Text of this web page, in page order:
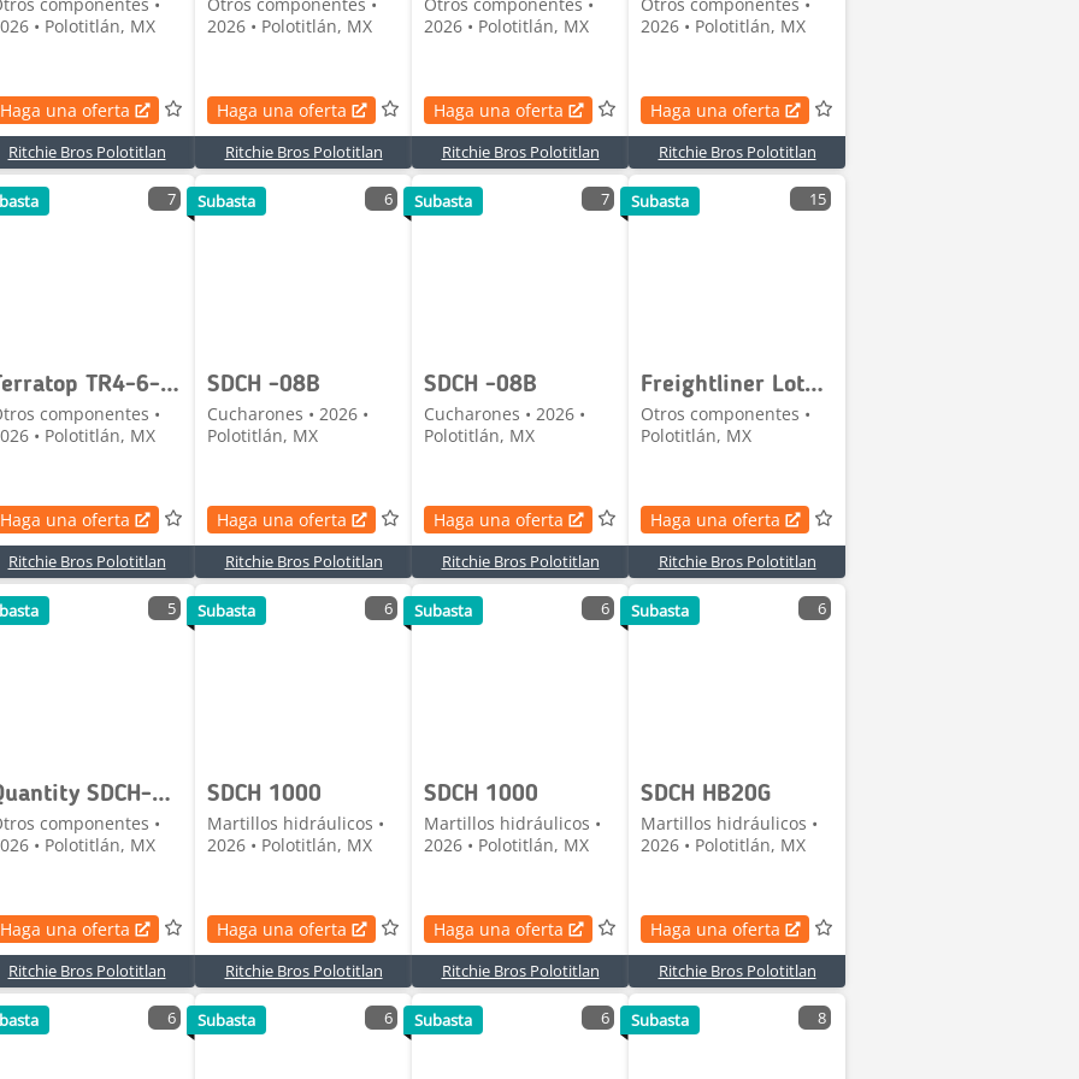
• Polotitlán, MX
Haga una oferta
Ritchie Bros Polotitlan
2026 • Polotitlán, MX
Haga una oferta
Ritchie Bros Polotitlan
2026 • Polotitlán, MX
Haga una oferta
Ritchie Bros Polotitlan
2026 • Polotitlán, MX
Haga una oferta
Ritchie Bros Polotitlan
7
Terratop TR4-6-B Lote de Estantes para Almacen (Si
componentes •
• Polotitlán, MX
Haga una oferta
Ritchie Bros Polotitlan
6
SDCH -08B
Cucharones • 2026 •
Polotitlán, MX
Haga una oferta
Ritchie Bros Polotitlan
Subasta 7
SDCH -08B
Cucharones • 2026 •
Polotitlán, MX
Haga una oferta
Ritchie Bros Polotitlan
Subasta 15
Freightliner Lote de Refacciones para Camiones Freightliner / S
Otros componentes •
Polotitlán, MX
Haga una oferta
Ritchie Bros Polotitlan
Subasta
5
Quantity SDCH-08BT
componentes •
• Polotitlán, MX
Haga una oferta
Ritchie Bros Polotitlan
6
SDCH 1000
Martillos hidráulicos •
2026 • Polotitlán, MX
Haga una oferta
Ritchie Bros Polotitlan
Subasta 6
SDCH 1000
Martillos hidráulicos •
2026 • Polotitlán, MX
Haga una oferta
Ritchie Bros Polotitlan
Subasta 6
SDCH HB20G
Martillos hidráulicos •
2026 • Polotitlán, MX
Haga una oferta
Ritchie Bros Polotitlan
Subasta
6 6
Subasta 6
Subasta 8
Subasta